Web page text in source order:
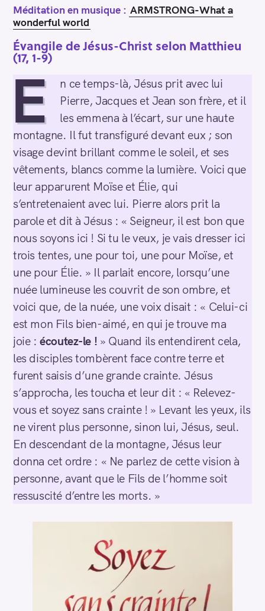
Méditation en musique : ARMSTRONG-What a
wonderful world
Évangile de Jésus-Christ selon Matthieu
(17, 1-9)
E
n ce temps-là, Jésus prit avec lui
Pierre, Jacques et Jean son frère, et il
les emmena à l’écart, sur une haute
montagne. Il fut transfiguré devant eux ; son
visage devint brillant comme le soleil, et ses
vêtements, blancs comme la lumière. Voici que
leur apparurent Moïse et Élie, qui
s’entretenaient avec lui. Pierre alors prit la
parole et dit à Jésus : « Seigneur, il est bon que
nous soyons ici ! Si tu le veux, je vais dresser ici
trois tentes, une pour toi, une pour Moïse, et
une pour Élie. » Il parlait encore, lorsqu’une
nuée lumineuse les couvrit de son ombre, et
voici que, de la nuée, une voix disait : « Celui-ci
est mon Fils bien-aimé, en qui je trouve ma
joie :écoutez-le ! » Quand ils entendirent cela,
les disciples tombèrent face contre terre et
furent saisis d’une grande crainte. Jésus
s’approcha, les toucha et leur dit : « Relevez-
vous et soyez sans crainte ! » Levant les yeux, ils
ne virent plus personne, sinon lui, Jésus, seul.
En descendant de la montagne, Jésus leur
donna cet ordre : « Ne parlez de cette vision à
personne, avant que le Fils de l’homme soit
ressuscité d’entre les morts. »